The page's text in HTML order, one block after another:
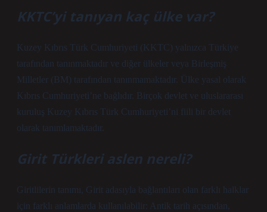
KKTC’yi tanıyan kaç ülke var?
Kuzey Kıbrıs Türk Cumhuriyeti (KKTC) yalnızca Türkiye
tarafından tanınmaktadır ve diğer ülkeler veya Birleşmiş
Milletler (BM) tarafından tanınmamaktadır. Ülke yasal olarak
Kıbrıs Cumhuriyeti’ne bağlıdır. Birçok devlet ve uluslararası
kuruluş Kuzey Kıbrıs Türk Cumhuriyeti’ni fiili bir devlet
olarak tanımlamaktadır.
Girit Türkleri aslen nereli?
Giritlilerin tanımı, Girit adasıyla bağlantıları olan farklı halklar
için farklı anlamlarda kullanılabilir: Antik tarih açısından,